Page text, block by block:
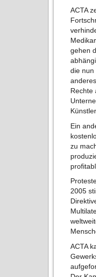
ACTA
gehen
die nun
Rechte
Ein
zu
2005
ACTA